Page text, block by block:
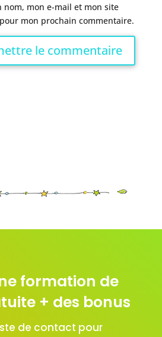
nom, mon e-mail et mon site
mon prochain commentaire.
le commentaire
formation de
+ des bonus
de contact pour